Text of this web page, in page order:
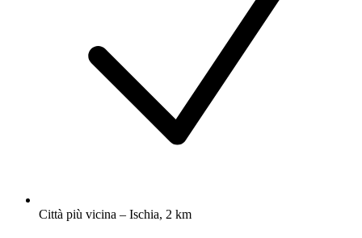
Città più vicina – Ischia, 2 km